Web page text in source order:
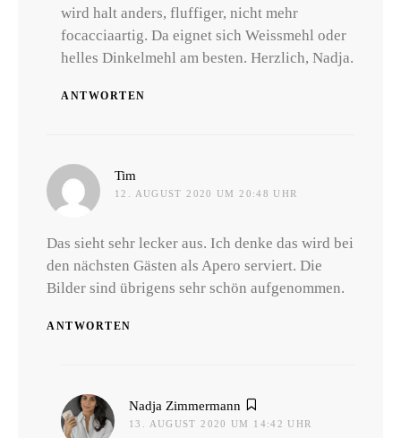
wird halt anders, fluffiger, nicht mehr
focacciaartig. Da eignet sich Weissmehl oder
helles Dinkelmehl am besten. Herzlich, Nadja.
ANTWORTEN
Tim
12. AUGUST 2020 UM 20:48 UHR
Das sieht sehr lecker aus. Ich denke das wird bei
den nächsten Gästen als Apero serviert. Die
Bilder sind übrigens sehr schön aufgenommen.
ANTWORTEN
Nadja Zimmermann
13. AUGUST 2020 UM 14:42 UHR